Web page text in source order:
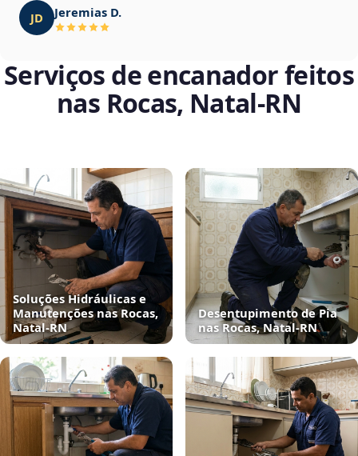
JD Jeremias D.
Serviços de encanador feitos
nas Rocas, Natal‑RN
Soluções Hidráulicas e
Manutenções nas Rocas,
Natal‑RN
Desentupimento de Pia
nas Rocas, Natal‑RN